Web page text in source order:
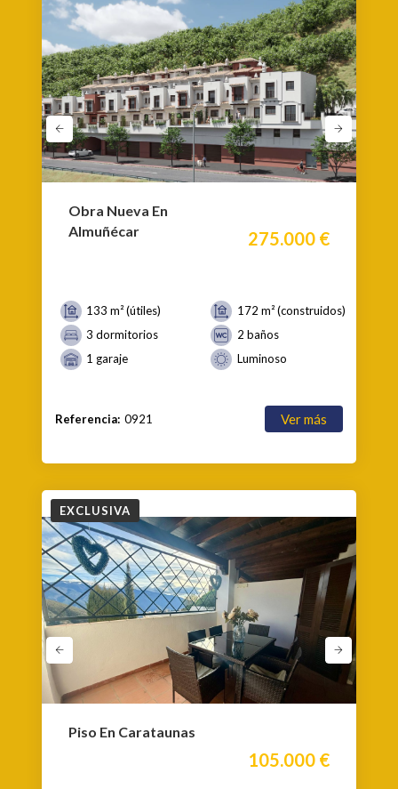
Obra Nueva En
Almuñécar
275.000 €
133 m² (útiles)
172 m² (construidos)
3 dormitorios
2 baños
1 garaje
Luminoso
Referencia: 0921 Ver más
EXCLUSIVA
Piso En Carataunas
105.000 €